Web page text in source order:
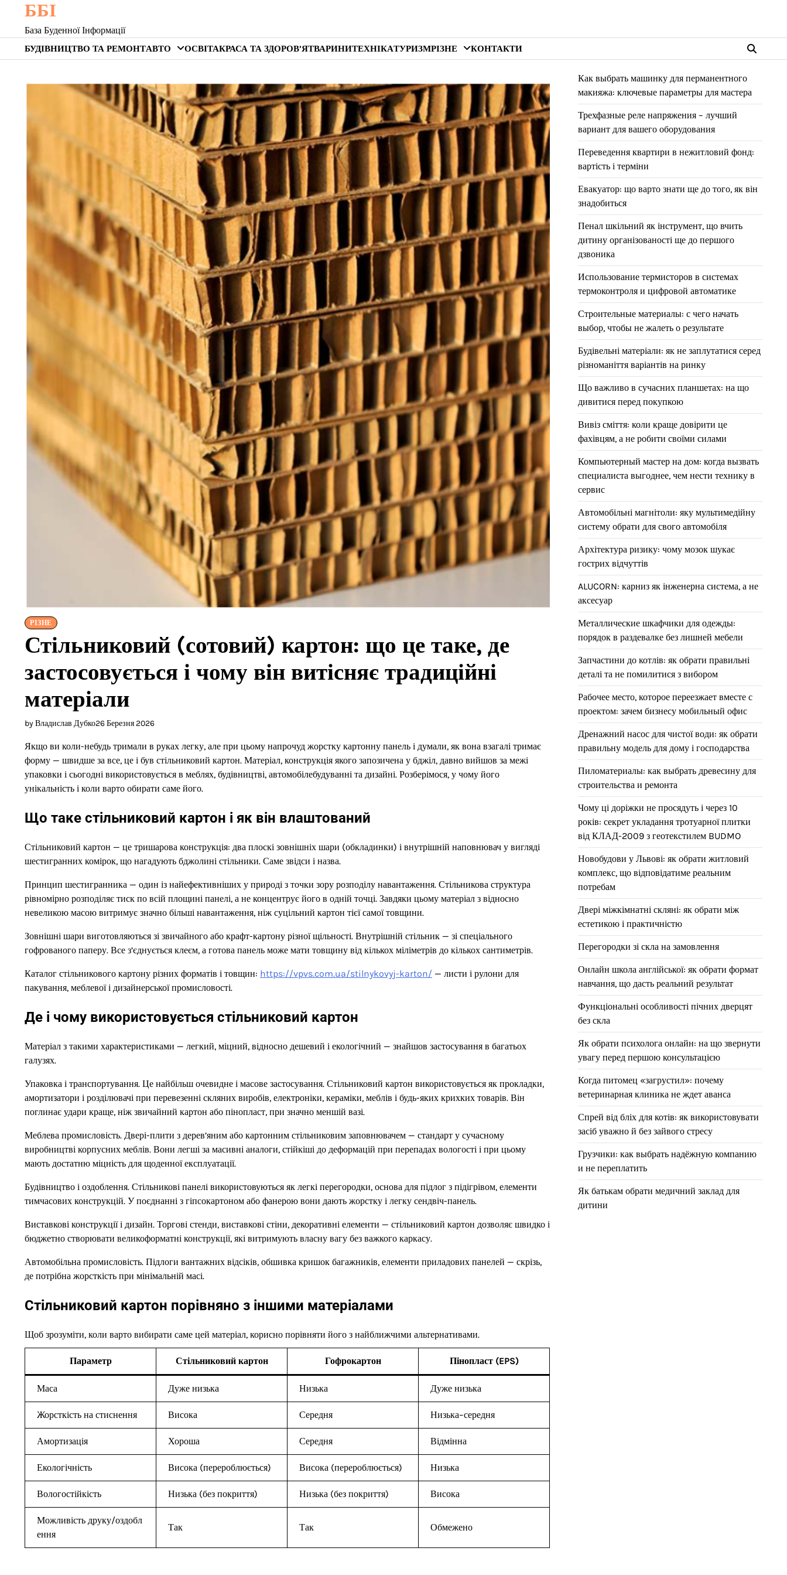
content
ББІ
База Буденної Інформації
БУДІВНИЦТВО ТА РЕМОНТАВТО ОСВІТАКРАСА ТА ЗДОРОВ’ЯТВАРИНИТЕХНІКАТУРИЗМРІЗНЕ КОНТАКТИ
РІЗНЕ
Стільниковий (сотовий) картон: що це таке, де
застосовується і чому він витісняє традиційні
матеріали
by Владислав Дубко26 Березня 2026
Якщо ви коли-небудь тримали в руках легку, але при цьому напрочуд жорстку картонну панель і думали, як вона взагалі тримає
форму — швидше за все, це і був стільниковий картон. Матеріал, конструкція якого запозичена у бджіл, давно вийшов за межі
упаковки і сьогодні використовується в меблях, будівництві, автомобілебудуванні та дизайні. Розберімося, у чому його
унікальність і коли варто обирати саме його.
Що таке стільниковий картон і як він влаштований
Стільниковий картон — це тришарова конструкція: два плоскі зовнішніх шари (обкладинки) і внутрішній наповнювач у вигляді
шестигранних комірок, що нагадують бджолині стільники. Саме звідси і назва.
Принцип шестигранника — один із найефективніших у природі з точки зору розподілу навантаження. Стільникова структура
рівномірно розподіляє тиск по всій площині панелі, а не концентрує його в одній точці. Завдяки цьому матеріал з відносно
невеликою масою витримує значно більші навантаження, ніж суцільний картон тієї самої товщини.
Зовнішні шари виготовляються зі звичайного або крафт-картону різної щільності. Внутрішній стільник — зі спеціального
гофрованого паперу. Все з’єднується клеєм, а готова панель може мати товщину від кількох міліметрів до кількох сантиметрів.
Каталог стільникового картону різних форматів і товщин: https://vpvs.com.ua/stilnykovyj-karton/ — листи і рулони для
пакування, меблевої і дизайнерської промисловості.
Де і чому використовується стільниковий картон
Матеріал з такими характеристиками — легкий, міцний, відносно дешевий і екологічний — знайшов застосування в багатьох
галузях.
Упаковка і транспортування. Це найбільш очевидне і масове застосування. Стільниковий картон використовується як прокладки,
амортизатори і розділювачі при перевезенні скляних виробів, електроніки, кераміки, меблів і будь-яких крихких товарів. Він
поглинає удари краще, ніж звичайний картон або пінопласт, при значно меншій вазі.
Меблева промисловість. Двері-плити з дерев’яним або картонним стільниковим заповнювачем — стандарт у сучасному
виробництві корпусних меблів. Вони легші за масивні аналоги, стійкіші до деформацій при перепадах вологості і при цьому
мають достатню міцність для щоденної експлуатації.
Будівництво і оздоблення. Стільникові панелі використовуються як легкі перегородки, основа для підлог з підігрівом, елементи
тимчасових конструкцій. У поєднанні з гіпсокартоном або фанерою вони дають жорстку і легку сендвіч-панель.
Виставкові конструкції і дизайн. Торгові стенди, виставкові стіни, декоративні елементи — стільниковий картон дозволяє швидко і
бюджетно створювати великоформатні конструкції, які витримують власну вагу без важкого каркасу.
Автомобільна промисловість. Підлоги вантажних відсіків, обшивка кришок багажників, елементи приладових панелей — скрізь,
де потрібна жорсткість при мінімальній масі.
Стільниковий картон порівняно з іншими матеріалами
Щоб зрозуміти, коли варто вибирати саме цей матеріал, корисно порівняти його з найближчими альтернативами.
Параметр Стільниковий картон Гофрокартон Пінопласт (EPS)
Маса Дуже низька Низька Дуже низька
Жорсткість на стиснення Висока Середня Низька–середня
Амортизація Хороша Середня Відмінна
Екологічність Висока (перероблюється) Висока (перероблюється) Низька
Вологостійкість Низька (без покриття) Низька (без покриття) Висока
Можливість друку/оздобл
ення
Так Так Обмежено
Как выбрать машинку для перманентного
макияжа: ключевые параметры для мастера
Трехфазные реле напряжения – лучший
вариант для вашего оборудования
Переведення квартири в нежитловий фонд:
вартість і терміни
Евакуатор: що варто знати ще до того, як він
знадобиться
Пенал шкільний як інструмент, що вчить
дитину організованості ще до першого
дзвоника
Использование термисторов в системах
термоконтроля и цифровой автоматике
Строительные материалы: с чего начать
выбор, чтобы не жалеть о результате
Будівельні матеріали: як не заплутатися серед
різноманіття варіантів на ринку
Що важливо в сучасних планшетах: на що
дивитися перед покупкою
Вивіз сміття: коли краще довірити це
фахівцям, а не робити своїми силами
Компьютерный мастер на дом: когда вызвать
специалиста выгоднее, чем нести технику в
сервис
Автомобільні магнітоли: яку мультимедійну
систему обрати для свого автомобіля
Архітектура ризику: чому мозок шукає
гострих відчуттів
ALUCORN: карниз як інженерна система, а не
аксесуар
Металлические шкафчики для одежды:
порядок в раздевалке без лишней мебели
Запчастини до котлів: як обрати правильні
деталі та не помилитися з вибором
Рабочее место, которое переезжает вместе с
проектом: зачем бизнесу мобильный офис
Дренажний насос для чистої води: як обрати
правильну модель для дому і господарства
Пиломатериалы: как выбрать древесину для
строительства и ремонта
Чому ці доріжки не просядуть і через 10
років: секрет укладання тротуарної плитки
від КЛАД-2009 з геотекстилем BUDMO
Новобудови у Львові: як обрати житловий
комплекс, що відповідатиме реальним
потребам
Двері міжкімнатні скляні: як обрати між
естетикою і практичністю
Перегородки зі скла на замовлення
Онлайн школа англійської: як обрати формат
навчання, що дасть реальний результат
Функціональні особливості пічних дверцят
без скла
Як обрати психолога онлайн: на що звернути
увагу перед першою консультацією
Когда питомец «загрустил»: почему
ветеринарная клиника не ждет аванса
Спрей від бліх для котів: як використовувати
засіб уважно й без зайвого стресу
Грузчики: как выбрать надёжную компанию
и не переплатить
Як батькам обрати медичний заклад для
дитини